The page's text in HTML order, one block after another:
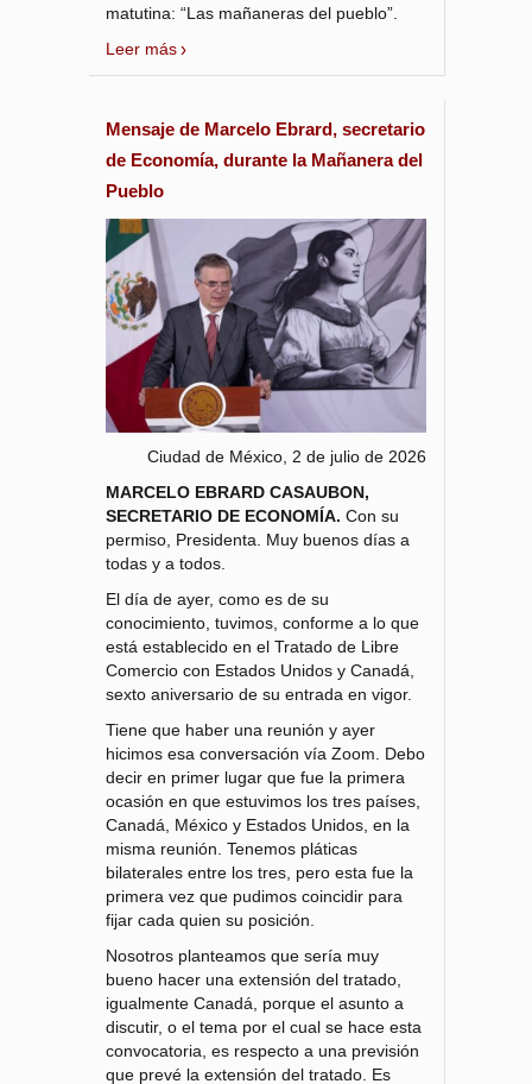
matutina: “Las mañaneras del pueblo”.
Leer más
Mensaje de Marcelo Ebrard, secretario
de Economía, durante la Mañanera del
Pueblo
Ciudad de México, 2 de julio de 2026
MARCELO EBRARD CASAUBON,
SECRETARIO DE ECONOMÍA. Con su
permiso, Presidenta. Muy buenos días a
todas y a todos.
El día de ayer, como es de su
conocimiento, tuvimos, conforme a lo que
está establecido en el Tratado de Libre
Comercio con Estados Unidos y Canadá,
sexto aniversario de su entrada en vigor.
Tiene que haber una reunión y ayer
hicimos esa conversación vía Zoom. Debo
decir en primer lugar que fue la primera
ocasión en que estuvimos los tres países,
Canadá, México y Estados Unidos, en la
misma reunión. Tenemos pláticas
bilaterales entre los tres, pero esta fue la
primera vez que pudimos coincidir para
fijar cada quien su posición.
Nosotros planteamos que sería muy
bueno hacer una extensión del tratado,
igualmente Canadá, porque el asunto a
discutir, o el tema por el cual se hace esta
convocatoria, es respecto a una previsión
que prevé la extensión del tratado. Es